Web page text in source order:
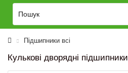
Підшипники всі
Кулькові дворядні підшипники